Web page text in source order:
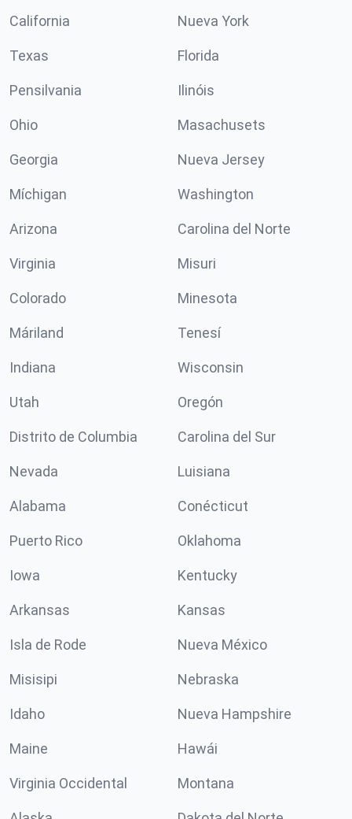
California Nueva York
Texas Florida
Pensilvania Ilinóis
Ohio Masachusets
Georgia Nueva Jersey
Míchigan Washington
Arizona Carolina del Norte
Virginia Misuri
Colorado Minesota
Máriland Tenesí
Indiana Wisconsin
Utah Oregón
Distrito de Columbia Carolina del Sur
Nevada Luisiana
Alabama Conécticut
Puerto Rico Oklahoma
Iowa Kentucky
Arkansas Kansas
Isla de Rode Nueva México
Misisipi Nebraska
Idaho Nueva Hampshire
Maine Hawái
Virginia Occidental Montana